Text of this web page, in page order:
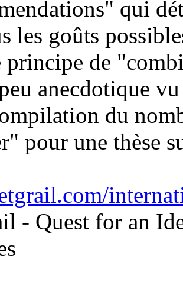
qui
les goûts
principe de
anecdotique
du
pour une thèse
- Quest for an